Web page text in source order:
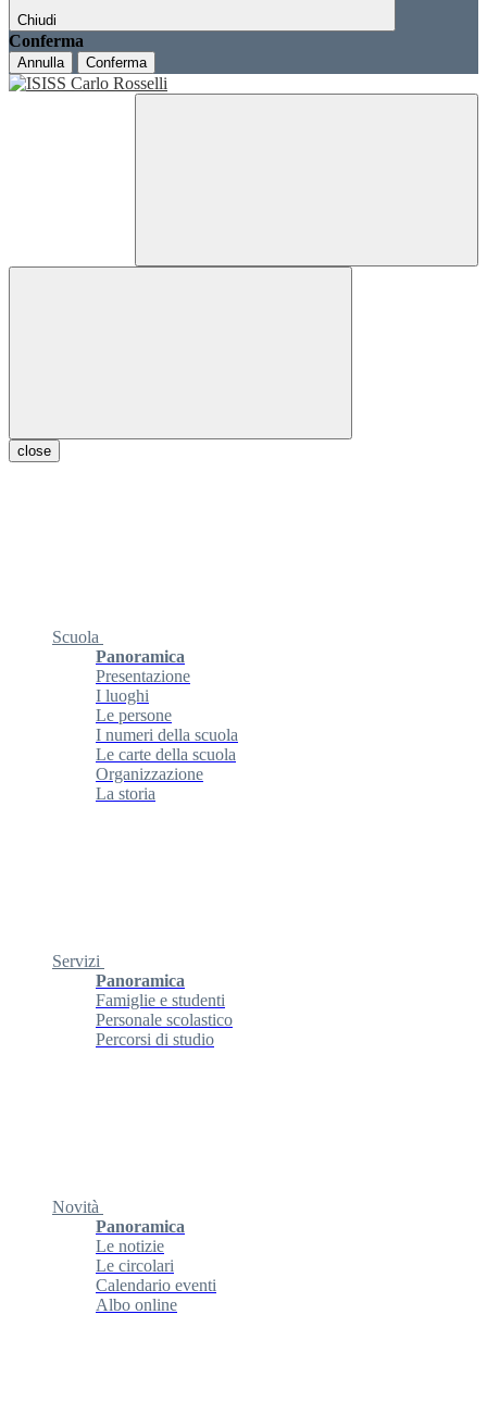
Chiudi
Conferma
Annulla Conferma
close
Scuola
Panoramica
Presentazione
I luoghi
Le persone
I numeri della scuola
Le carte della scuola
Organizzazione
La storia
Servizi
Panoramica
Famiglie e studenti
Personale scolastico
Percorsi di studio
Novità
Panoramica
Le notizie
Le circolari
Calendario eventi
Albo online